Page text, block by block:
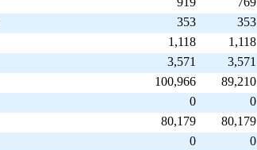
353
353
1,118
1,118
3,571
3,571
100,966
89,210
0
0
80,179
80,179
0
0